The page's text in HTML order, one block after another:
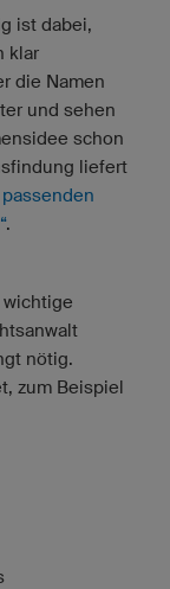
ist dabei,
klar
die Namen
und sehen
schon
liefert
.
wichtige
nötig.
zum Beispiel